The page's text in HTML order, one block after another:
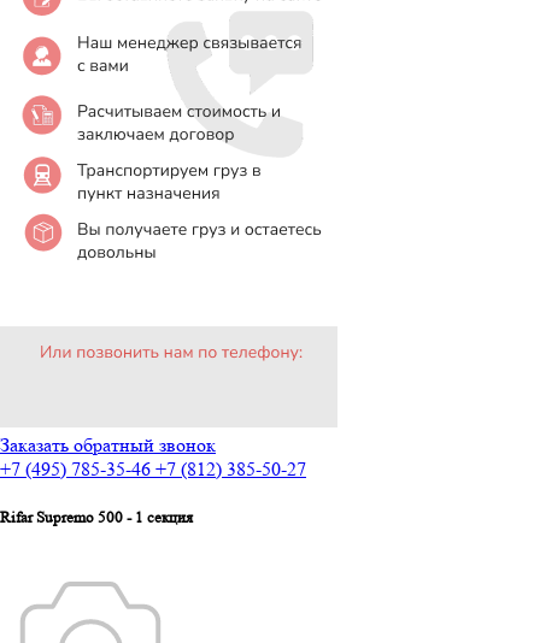
Заказать обратный звонок
+7 (495) 785-35-46 +7 (812) 385-50-27
Rifar Supremo 500 - 1 секция